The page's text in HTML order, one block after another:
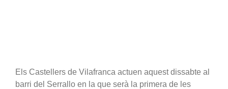
Els Castellers de Vilafranca actuen aquest dissabte al
barri del Serrallo en la que serà la primera de les